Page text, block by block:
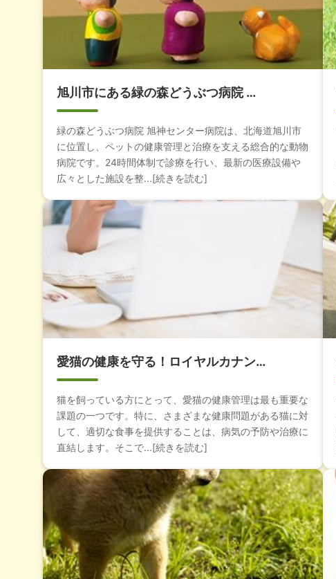
旭川市にある緑の森どうぶつ病院 …
緑の森どうぶつ病院 旭神センター病院は、北海道旭川市
に位置し、ペットの健康管理と治療を支える総合的な動物
病院です。24時間体制で診療を行い、最新の医療設備や
広々とした施設を整...[続きを読む]
愛猫の健康を守る！ロイヤルカナン…
猫を飼っている方にとって、愛猫の健康管理は最も重要な
課題の一つです。特に、さまざまな健康問題がある猫に対
して、適切な食事を提供することは、病気の予防や治療に
直結します。そこで...[続きを読む]